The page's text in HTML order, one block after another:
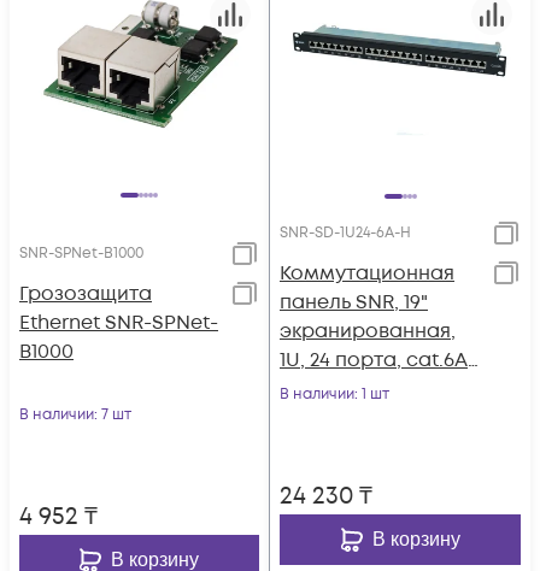
SNR-SPNet-B1000
Грозозащита
Ethernet SNR-SPNet-
B1000
В наличии: 7 шт
4 952 ₸
В корзину
SNR-SD-1U24-6А-H
Коммутационная
панель SNR, 19"
экранированная,
1U, 24 порта, cat.6А,
горизонтальная
В наличии: 1 шт
24 230₸
В корзину